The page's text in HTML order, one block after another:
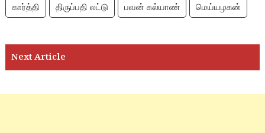
கார்த்தி திருப்பதி லட்டு பவன் கல்யாண் மெய்யழகன்